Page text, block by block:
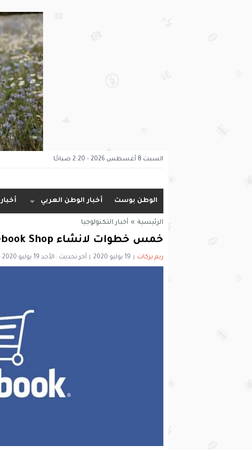
السبت 8 أغسطس 2026 - 2:20 صباحًا
الوطن بوست أخبار الوطن العربي
الرئيسية » أخبار التكنولوجيا
خمس خطوات لانشاء Facebook Shop مستقبل التجارة الالكترونية
ريم بركات 19 يوليو 2020 آخر تحديث : الأحد 19 يوليو 2020 - 9:21 مساءً